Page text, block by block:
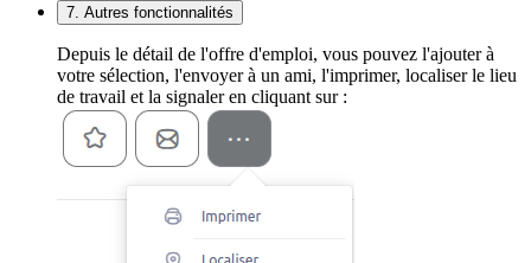
7. Autres fonctionnalités
Depuis le détail de l'offre d'emploi, vous pouvez l'ajouter à
votre sélection, l'envoyer à un ami, l'imprimer, localiser le lieu
de travail et la signaler en cliquant sur :